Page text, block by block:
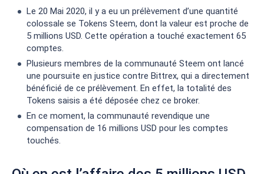
Le 20 Mai 2020, il y a eu un prélèvement d’une quantité
colossale se Tokens Steem, dont la valeur est proche de
5 millions USD. Cette opération a touché exactement 65
comptes.
Plusieurs membres de la communauté Steem ont lancé
une poursuite en justice contre Bittrex, qui a directement
bénéficié de ce prélèvement. En effet, la totalité des
Tokens saisis a été déposée chez ce broker.
En ce moment, la communauté revendique une
compensation de 16 millions USD pour les comptes
touchés.